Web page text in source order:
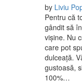
by Liviu
Pentru că
gândit să
vișine. Nu
care pot
dulceață.
gustoasă,
100%…